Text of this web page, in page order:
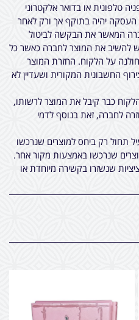
טלפונית או בדואר אלקטרוני
יהיה בתוקף אך ורק לאחר
המאשר את הבקשה לביטול
להשיב את המוצר לחברה כאשר כל
על הלקוח. החזרת המוצר
החשבונית המקורית ושעדיין לא
כבר קיבל את המוצר לרשותו,
לחברה, זאת בנוסף לדמי
תחול רק ביחס למוצרים שנרכשו
שנרכשו באמצעות מקור אחר.
שנשזרו בקשירה מיוחדת או